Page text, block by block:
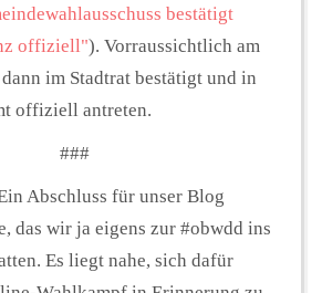
bestätigt
offiziell"). Vorraussichtlich am
im Stadtrat bestätigt und in
offiziell antreten.
###
Abschluss für unser Blog
das wir ja eigens zur #obwdd ins
Es liegt nahe, sich dafür